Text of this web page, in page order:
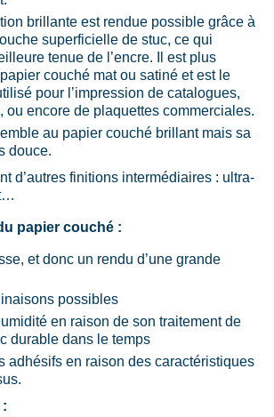
brillante est rendue possible grâce à
superficielle de stuc, ce qui
tenue de l’encre. Il est plus
couché mat ou satiné et est le
pour l’impression de catalogues,
ou encore de plaquettes commerciales.
au papier couché brillant mais sa
douce.
d’autres finitions intermédiaires : ultra-
papier couché :
et donc un rendu d’une grande
possibles
en raison de son traitement de
durable dans le temps
adhésifs en raison des caractéristiques